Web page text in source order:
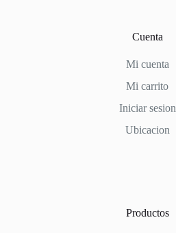
Cuenta
Mi cuenta
Mi carrito
Iniciar sesion
Ubicacion
Productos